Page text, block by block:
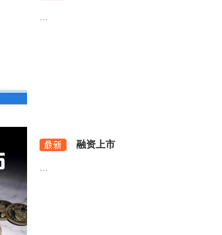
融资上市
...